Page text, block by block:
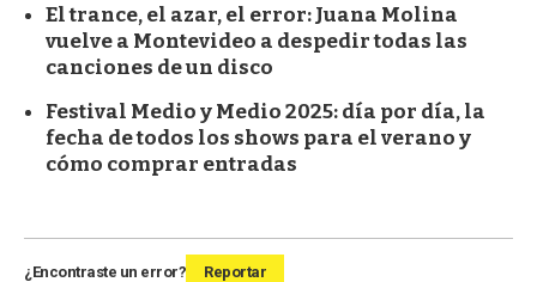
El trance, el azar, el error: Juana Molina
vuelve a Montevideo a despedir todas las
canciones de un disco
Festival Medio y Medio 2025: día por día, la
fecha de todos los shows para el verano y
cómo comprar entradas
¿Encontraste un error? Reportar